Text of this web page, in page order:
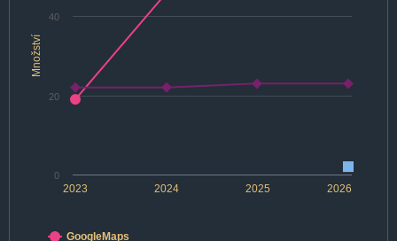
Množství
2024 2026
2023 2025
0
20
40
GoogleMaps